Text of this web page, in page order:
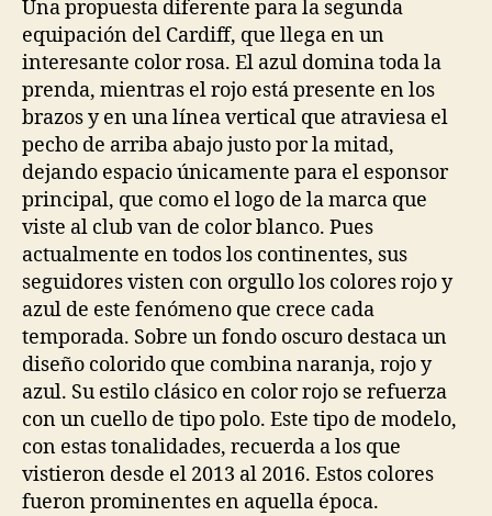
Una propuesta diferente para la segunda
equipación del Cardiff, que llega en un
interesante color rosa. El azul domina toda la
prenda, mientras el rojo está presente en los
brazos y en una línea vertical que atraviesa el
pecho de arriba abajo justo por la mitad,
dejando espacio únicamente para el esponsor
principal, que como el logo de la marca que
viste al club van de color blanco. Pues
actualmente en todos los continentes, sus
seguidores visten con orgullo los colores rojo y
azul de este fenómeno que crece cada
temporada. Sobre un fondo oscuro destaca un
diseño colorido que combina naranja, rojo y
azul. Su estilo clásico en color rojo se refuerza
con un cuello de tipo polo. Este tipo de modelo,
con estas tonalidades, recuerda a los que
vistieron desde el 2013 al 2016. Estos colores
fueron prominentes en aquella época.